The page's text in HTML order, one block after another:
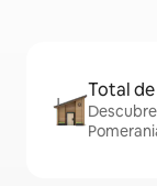
Total